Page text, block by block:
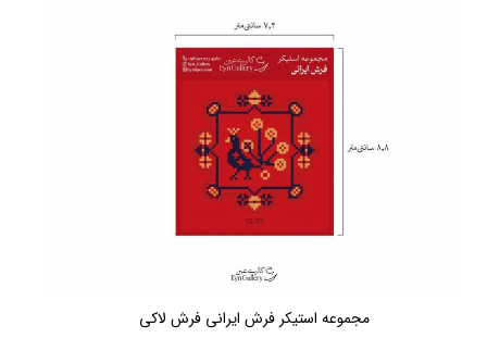
مجموعه استیکر فرش ایرانی فرش لاکی